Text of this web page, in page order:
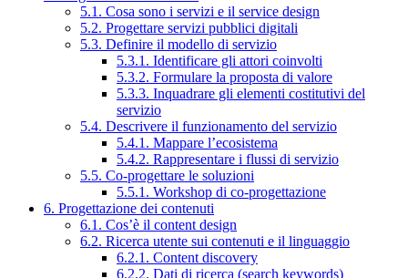
5.1. Cosa sono i servizi e il service design
5.2. Progettare servizi pubblici digitali
5.3. Definire il modello di servizio
5.3.1. Identificare gli attori coinvolti
5.3.2. Formulare la proposta di valore
5.3.3. Inquadrare gli elementi costitutivi del
servizio
5.4. Descrivere il funzionamento del servizio
5.4.1. Mappare l’ecosistema
5.4.2. Rappresentare i flussi di servizio
5.5. Co-progettare le soluzioni
5.5.1. Workshop di co-progettazione
6. Progettazione dei contenuti
6.1. Cos’è il content design
6.2. Ricerca utente sui contenuti e il linguaggio
6.2.1. Content discovery
6.2.2. Dati di ricerca (search keywords)